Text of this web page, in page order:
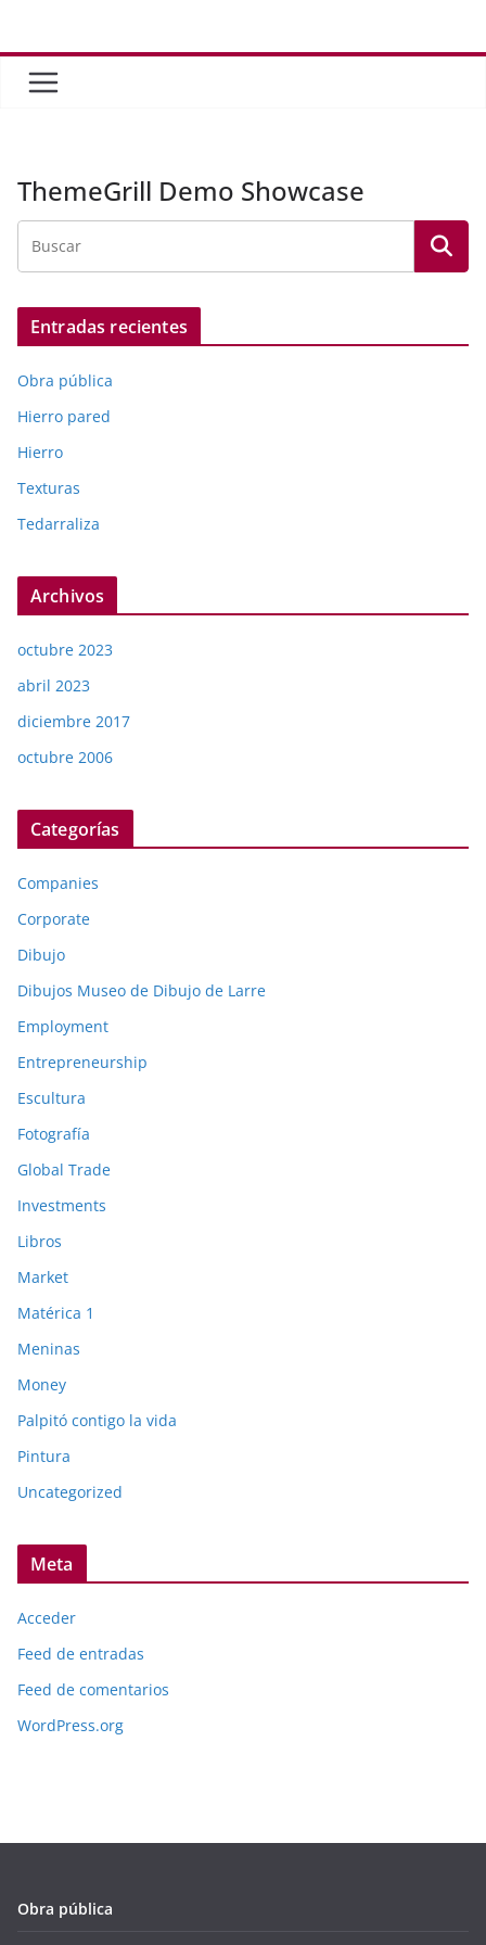
contenido
ThemeGrill Demo Showcase
Entradas recientes
Obra pública
Hierro pared
Hierro
Texturas
Tedarraliza
Archivos
octubre 2023
abril 2023
diciembre 2017
octubre 2006
Categorías
Companies
Corporate
Dibujo
Dibujos Museo de Dibujo de Larre
Employment
Entrepreneurship
Escultura
Fotografía
Global Trade
Investments
Libros
Market
Matérica 1
Meninas
Money
Palpitó contigo la vida
Pintura
Uncategorized
Meta
Acceder
Feed de entradas
Feed de comentarios
WordPress.org
Obra pública